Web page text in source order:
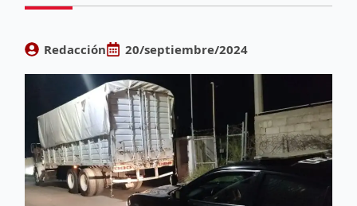
Redacción 20/septiembre/2024